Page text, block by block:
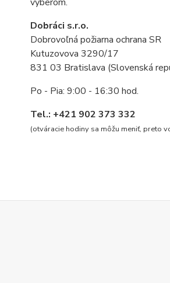
výberom.
Dobráci s.r.o.
Dobrovoľná požiarna ochrana SR
Kutuzovova 3290/17
831 03 Bratislava (Slovenská
Po - Pia: 9:00 - 16:30 hod.
Tel.: +421 902 373 332
(otváracie hodiny sa môžu meniť, preto